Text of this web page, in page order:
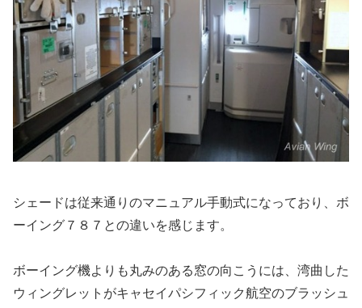
シェードは従来通りのマニュアル手動式になっており、ボ
ーイング７８７との違いを感じます。
ボーイング機よりも丸みのある窓の向こうには、湾曲した
ウィングレットがキャセイパシフィック航空のブラッシュ